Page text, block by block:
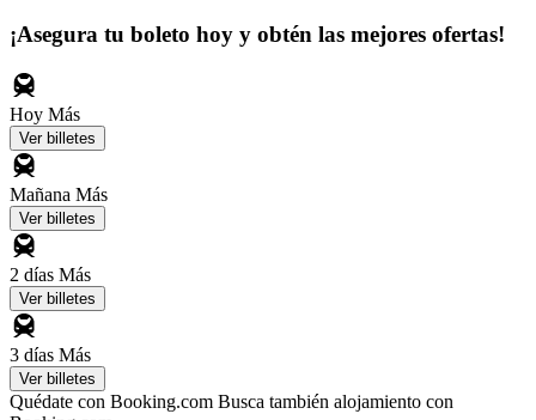
¡Asegura tu boleto hoy y obtén las mejores ofertas!
Hoy Más
Ver billetes
Mañana Más
Ver billetes
2 días Más
Ver billetes
3 días Más
Ver billetes
Quédate con Booking.com Busca también alojamiento con